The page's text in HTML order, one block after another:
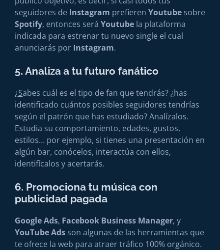
seguidores de Instagram prefieren Youtube sobre
Spotify, entonces será Youtube la plataforma
indicada para estrenar tu nuevo single el cual
anunciarás por Instagram.
5. Analiza a tu futuro fanático
¿Sabes cuál es el tipo de fan que tendrás? ¿has
identificado cuántos posibles seguidores tendrías
según el patrón que has estudiado? Analízalos.
Estudia su comportamiento, edades, gustos,
estilos… por ejemplo, si tienes una presentación en
algún bar, conócelos, interactúa con ellos,
identifícalos y acertarás.
6. Promociona tu música con
publicidad pagada
Google Ads, Facebook Business Manager, y
YouTube Ads son algunas de las herramientas que
te ofrece la web para atraer tráfico 100% orgánico.